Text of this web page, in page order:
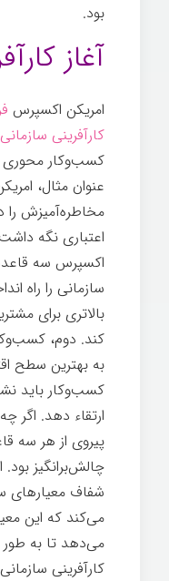
بود.
آغاز
امریكن اکسپرس
کارآفرینی سازمانی
کسب‌وکار محوری
عنوان مثال،
مخاطره‌آميزش
اعتباری نگه
اکسپرس سه قاعده
سازمانی را راه
بالاتری برای
کند. دوم،
به بهترین سطح
کسب‌وکار باید
ارتقاء دهد. اگر
پیروی از هر سه
چالش‌برانگیز
شفاف معیارهای
می‌کند که این
می‌دهد تا به طور
کارآفرینی